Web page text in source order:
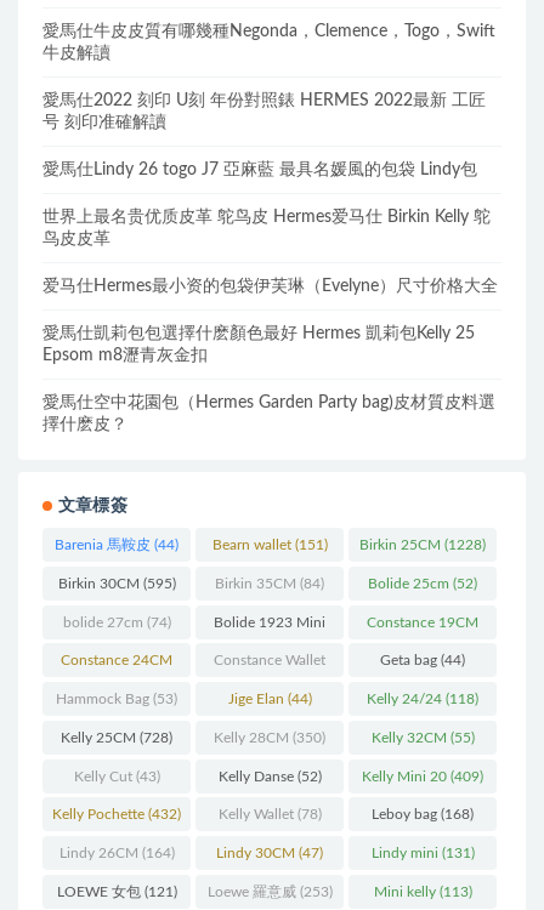
愛馬仕牛皮皮質有哪幾種Negonda，Clemence，Togo，Swift
牛皮解讀
愛馬仕2022 刻印 U刻 年份對照錶 HERMES 2022最新 工匠
号 刻印准確解讀
愛馬仕Lindy 26 togo J7 亞麻藍 最具名媛風的包袋 Lindy包
世界上最名贵优质皮革 鸵鸟皮 Hermes爱马仕 Birkin Kelly 鸵
鸟皮皮革
爱马仕Hermes最小资的包袋伊芙琳（Evelyne）尺寸价格大全
愛馬仕凱莉包包選擇什麽顏色最好 Hermes 凱莉包Kelly 25
Epsom m8瀝青灰金扣
愛馬仕空中花園包（Hermes Garden Party bag)皮材質皮料選
擇什麽皮？
文章標簽
Barenia 馬鞍皮 (44) Bearn wallet(151) Birkin 25CM (1228)
Birkin 30CM (595) Birkin 35CM (84) Bolide 25cm (52)
bolide 27cm (74) Bolide 1923 Mini
(93)
Constance 19CM
(571)
Constance 24CM
(216)
Constance Wallet
(60)
Geta bag (44)
Hammock Bag (53) Jige Elan (44) Kelly 24/24 (118)
Kelly 25CM (728) Kelly 28CM (350) Kelly 32CM (55)
Kelly Cut(43) Kelly Danse(52) Kelly Mini 20 (409)
Kelly Pochette (432) Kelly Wallet(78) Leboy bag (168)
Lindy 26CM (164) Lindy 30CM (47) Lindy mini (131)
LOEWE 女包(121) Loewe 羅意威(253) Mini kelly(113)